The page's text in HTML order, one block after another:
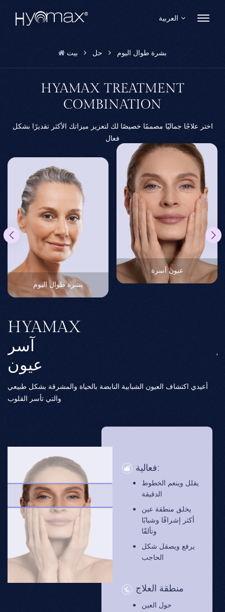
العربية
English
Français
Español
Pусский
Português
العربية
日本語
بيت حل بشرة طوال اليوم
HYAMAX TREATMENT
COMBINATION
اختر علاجًا جماليًا مصممًا خصيصًا لك لتعزيز ميزاتك الأكثر تقديرًا بشكل
فعال
بشرة طوال اليوم
عيون آسرة
HYAMAX
آسر
عيون
أعيدي اكتشاف العيون الشبابية النابضة بالحياة والمشرقة بشكل طبيعي
والتي تأسر القلوب
فعالية:
يقلل وينعم الخطوط
الدقيقة
يخلق منطقة عين
أكثر إشراقًا وشبابًا
وتألقًا
يرفع ويصقل شكل
الحاجب
منطقة العلاج
حول العين